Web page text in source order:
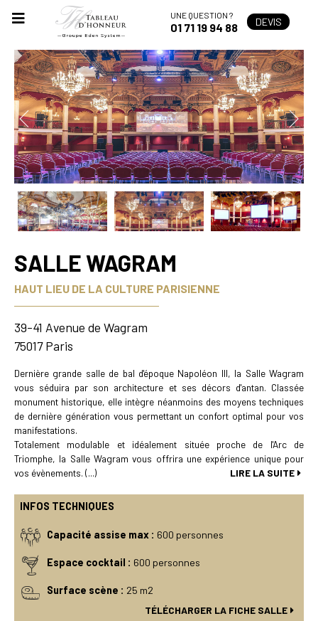
UNE QUESTION ?
01 71 19 94 88 DEVIS
SALLE WAGRAM
HAUT LIEU DE LA CULTURE PARISIENNE
39-41 Avenue de Wagram
75017 Paris
Dernière grande salle de bal d'époque Napoléon III, la Salle Wagram
vous séduira par son architecture et ses décors d'antan. Classée
monument historique, elle intègre néanmoins des moyens techniques
de dernière génération vous permettant un confort optimal pour vos
manifestations.
Totalement modulable et idéalement située proche de l'Arc de
Triomphe, la Salle Wagram vous offrira une expérience unique pour
vos évènements. (...)
LIRE LA SUITE
INFOS TECHNIQUES
Capacité assise max : 600 personnes
Espace cocktail : 600 personnes
Surface scène : 25 m2
TÉLÉCHARGER LA FICHE SALLE